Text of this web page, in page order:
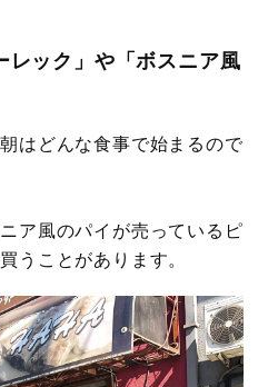
レック」や「ボスニア風
はどんな食事で始まるので
ア風のパイが売っているピ
うことがあります。